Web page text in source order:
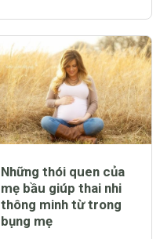
Những thói quen của
mẹ bầu giúp thai nhi
thông minh từ trong
bụng mẹ